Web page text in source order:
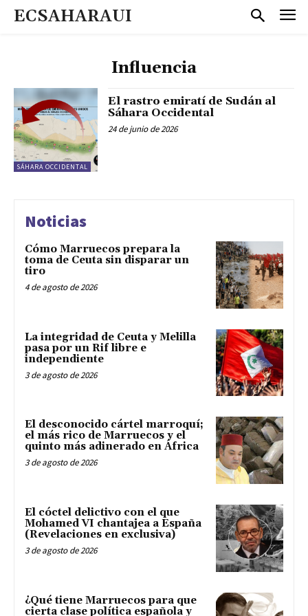
ECSAHARAUI
Influencia
SÁHARA OCCIDENTAL
El rastro emiratí de Sudán al
Sáhara Occidental
24 de junio de 2026
Noticias
Cómo Marruecos prepara la
toma de Ceuta sin disparar un
tiro
4 de agosto de 2026
La integridad de Ceuta y Melilla
pasa por un Rif libre e
independiente
3 de agosto de 2026
El desconocido cártel marroquí;
el más rico de Marruecos y el
quinto más adinerado en África
3 de agosto de 2026
El cóctel delictivo con el que
Mohamed VI chantajea a España
(Revelaciones en exclusiva)
3 de agosto de 2026
¿Qué tiene Marruecos para que
cierta clase política española y